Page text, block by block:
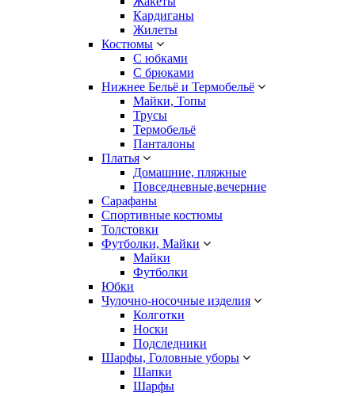
Кардиганы
Жилеты
Костюмы
С юбками
С брюками
Нижнее Бельё и Термобельё
Майки, Топы
Трусы
Термобельё
Панталоны
Платья
Домашние, пляжные
Повседневные,вечерние
Сарафаны
Спортивные костюмы
Толстовки
Футболки, Майки
Майки
Футболки
Юбки
Чулочно-носочные изделия
Колготки
Носки
Подследники
Шарфы, Головные уборы
Шапки
Шарфы